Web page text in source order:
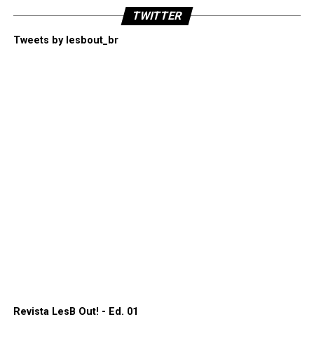
TWITTER
Tweets by lesbout_br
Revista LesB Out! - Ed. 01